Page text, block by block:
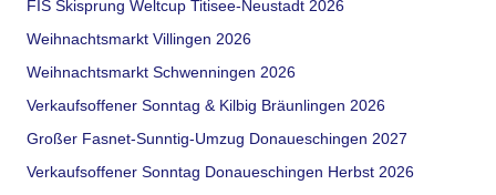
FIS Skisprung Weltcup Titisee-Neustadt 2026
Weihnachtsmarkt Villingen 2026
Weihnachtsmarkt Schwenningen 2026
Verkaufsoffener Sonntag & Kilbig Bräunlingen 2026
Großer Fasnet-Sunntig-Umzug Donaueschingen 2027
Verkaufsoffener Sonntag Donaueschingen Herbst 2026